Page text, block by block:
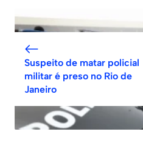
Suspeito de matar policial
militar é preso no Rio de
Janeiro